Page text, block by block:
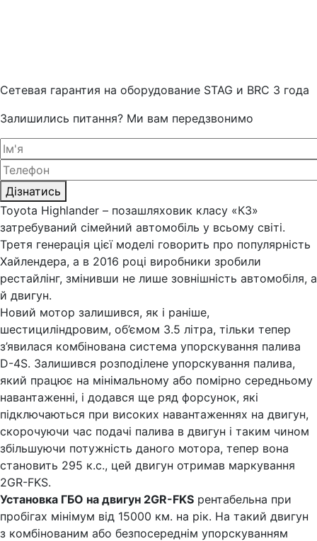
Cетевая гарантия на оборудование STAG и BRC 3 года
Залишились питання? Ми вам передзвонимо
Дізнатись
Toyota Highlander – позашляховик класу «К3»
затребуваний сімейний автомобіль у всьому світі.
Третя генерація цієї моделі говорить про популярність
Хайлендера, а в 2016 році виробники зробили
рестайлінг, змінивши не лише зовнішність автомобіля, а
й двигун.
Новий мотор залишився, як і раніше,
шестициліндровим, об’ємом 3.5 літра, тільки тепер
з’явилася комбінована система упорскування палива
D-4S. Залишився розподілене упорскування палива,
який працює на мінімальному або помірно середньому
навантаженні, і додався ще ряд форсунок, які
підключаються при високих навантаженнях на двигун,
скорочуючи час подачі палива в двигун і таким чином
збільшуючи потужність даного мотора, тепер вона
становить 295 к.с., цей двигун отримав маркування
2GR-FKS.
Установка ГБО на двигун 2GR-FKS рентабельна при
пробігах мінімум від 15000 км. на рік. На такий двигун
з комбінованим або безпосереднім упорскуванням